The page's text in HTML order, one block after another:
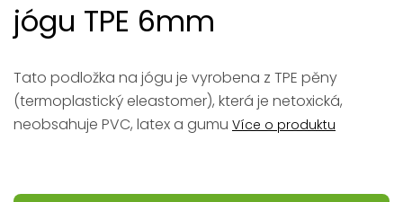
jógu TPE 6mm
Tato podložka na jógu je vyrobena z TPE pěny
(termoplastický eleastomer), která je netoxická,
neobsahuje PVC, latex a gumu Více o produktu